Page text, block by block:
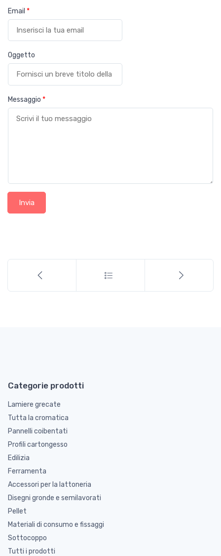
Email *
Oggetto
Messaggio *
Invia
Categorie prodotti
Lamiere grecate
Tutta la cromatica
Pannelli coibentati
Profili cartongesso
Edilizia
Ferramenta
Accessori per la lattoneria
Disegni gronde e semilavorati
Pellet
Materiali di consumo e fissaggi
Sottocoppo
Tutti i prodotti